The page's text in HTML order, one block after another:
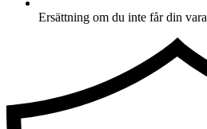
Ersättning om du inte får din vara